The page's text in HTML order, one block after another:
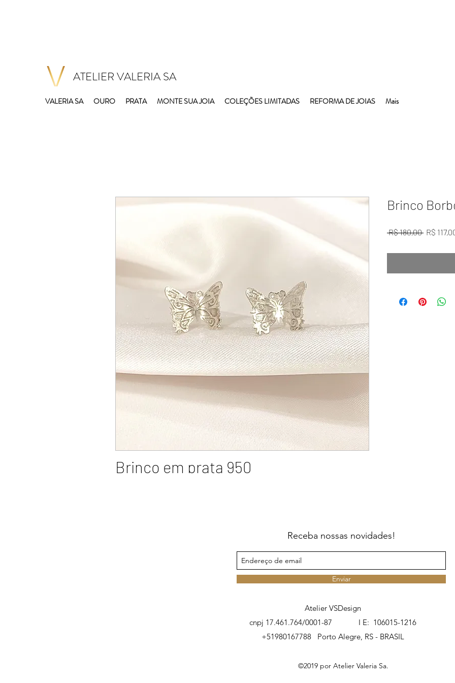
ATELIER VALERIA SA
VALERIA SA OURO PRATA MONTE SUA JOIA COLEÇÕES LIMITADAS REFORMA DE JOIAS Mais
Brinco em prata 950
Brinco
R$ 180,00 Preço
R$
Receba nossas novidades!
Enviar
Atelier VSDesign
cnpj 17.461.764/0001-87 I E: 106015-1216
+51980167788 Porto Alegre, RS - BRASIL
©2019 por Atelier Valeria Sa.